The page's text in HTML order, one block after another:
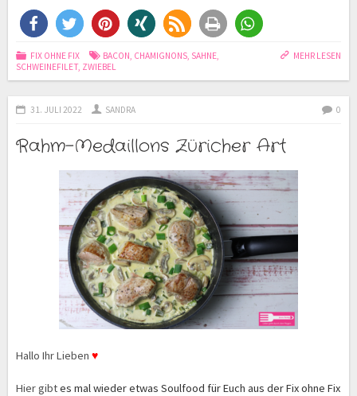
MEHR LESEN
FIX OHNE FIX BACON, CHAMIGNONS, SAHNE,
SCHWEINEFILET, ZWIEBEL
31. JULI 2022 SANDRA 0
Rahm-Medaillons Züricher Art
Hallo Ihr Lieben ♥
Hier gibtes mal wieder etwas Soulfood für Euch aus der Fix ohne Fix